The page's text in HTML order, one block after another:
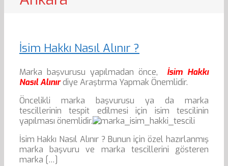
İsim Hakkı Nasıl Alınır ?
Marka başvurusu yapılmadan önce, İsim Hakkı
Nasıl Alınırdiye Araştırma Yapmak Önemlidir.
Öncelikli marka başvurusu ya da marka
tescillerinin tespit edilmesi için isim tescilinin
yapılması önemlidir.
İsim Hakkı Nasıl Alınır ? Bunun için özel hazırlanmış
marka başvuru ve marka tescillerini gösteren
marka […]